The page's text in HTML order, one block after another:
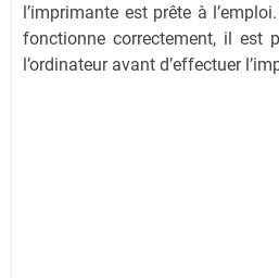
l’imprimante est prête à
fonctionne correctement, il est
l’ordinateur avant d’effectuer